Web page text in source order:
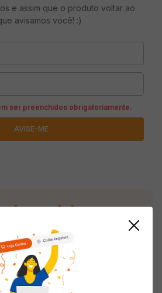
e assim que o produto voltar ao
avisamos você! :)
do produto
Hidratação e Perfume
e Avelã 1L